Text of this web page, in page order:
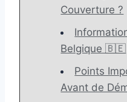
Couverture ?
Belgique 🇧🇪
Points
Avant de